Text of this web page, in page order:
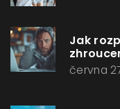
Jak
června